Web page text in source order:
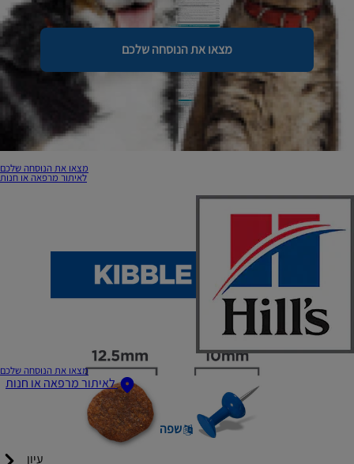
מצאו את הנוסחה שלכם
מצאו את הנוסחה שלכם
לאיתור מרפאה או חנות
מצאו את הנוסחה שלכם
לאיתור מרפאה או חנות
שפה
עיון